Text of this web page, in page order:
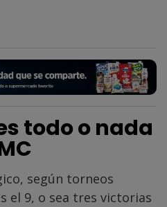
todo o nada
según torneos
el 9, o sea tres victorias